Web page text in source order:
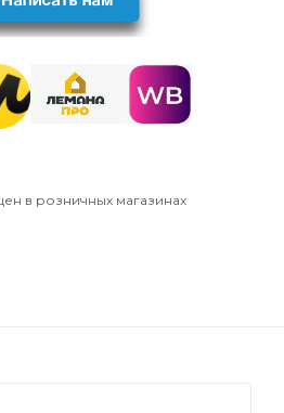
в розничных магазинах